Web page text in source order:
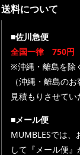
送料について
■佐川急便
全国一律 750円
※沖縄・離島を除
（沖縄・離島の
見積もりさせてい
■メール便
MUMBLESでは、
して『メール便』